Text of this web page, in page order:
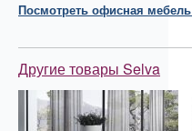
Посмотреть офисная мебель
Другие товары Selva